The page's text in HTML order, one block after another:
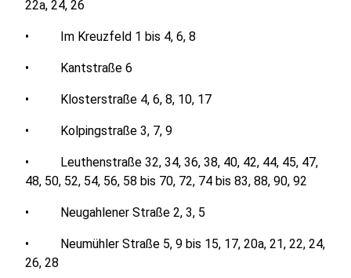
22a, 24, 26
• Im Kreuzfeld 1 bis 4, 6, 8
• Kantstraße 6
• Klosterstraße 4, 6, 8, 10, 17
• Kolpingstraße 3, 7, 9
• Leuthenstraße 32, 34, 36, 38, 40, 42, 44, 45, 47,
48, 50, 52, 54, 56, 58 bis 70, 72, 74 bis 83, 88, 90, 92
• Neugahlener Straße 2, 3, 5
• Neumühler Straße 5, 9 bis 15, 17, 20a, 21, 22, 24,
26, 28